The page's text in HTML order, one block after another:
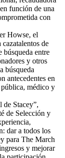
función de una
con
Howse, el
de
búsqueda entre
y otros
búsqueda
antecedentes en
médico y
de Stacey”,
de Selección y
dar a todos los
para The March
y mejorar